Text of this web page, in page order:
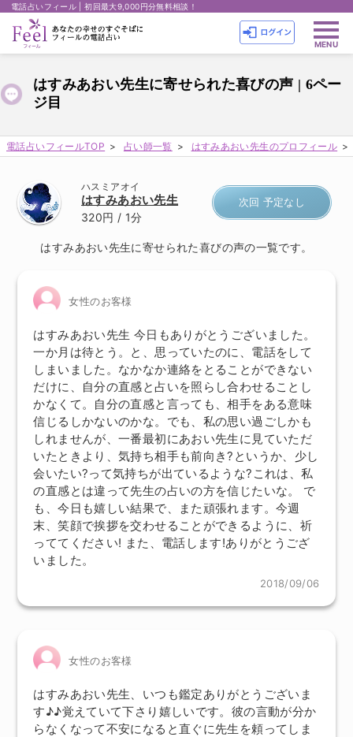
電話占いフィール | 初回最大9,000円分無料相談！
はすみあおい先生に寄せられた喜びの声 | 6ペー
ジ目
電話占いフィールTOP 占い師一覧 はすみあおい先生のプロフィール
ハスミアオイ
はすみあおい先生
320円 / 1分
次回 予定なし
はすみあおい先生に寄せられた喜びの声の一覧です。
女性のお客様
はすみあおい先生 今日もありがとうございました。
一か月は待とう。と、思っていたのに、電話をして
しまいました。なかなか連絡をとることができない
だけに、自分の直感と占いを照らし合わせることし
かなくて。自分の直感と言っても、相手をある意味
信じるしかないのかな。でも、私の思い過ごしかも
しれませんが、一番最初にあおい先生に見ていただ
いたときより、気持ち相手も前向き?というか、少し
会いたい?って気持ちが出ているような?これは、私
の直感とは違って先生の占いの方を信じたいな。 で
も、今日も嬉しい結果で、また頑張れます。今週
末、笑顔で挨拶を交わせることができるように、祈
っててください! また、電話します!ありがとうござ
いました。
2018/09/06
女性のお客様
はすみあおい先生、いつも鑑定ありがとうございま
す♪♪覚えていて下さり嬉しいです。彼の言動が分か
らなくなって不安になると直ぐに先生を頼ってしま